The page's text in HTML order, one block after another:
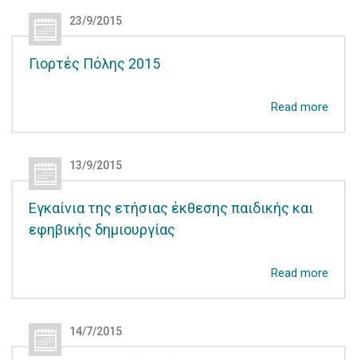
23/9/2015
Γιορτές Πόλης 2015
Read more
13/9/2015
Εγκαίνια της ετήσιας έκθεσης παιδικής και
εφηβικής δημιουργίας
Read more
14/7/2015